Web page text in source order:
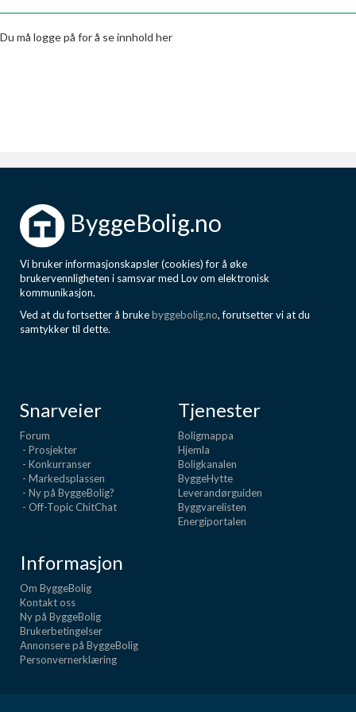
Boligmappa+
Få mer ut av Boligmappa
Du må logge på for å se innhold her
ByggeBolig.no
Vi bruker informasjonskapsler (cookies) for å øke
brukervennligheten i samsvar med Lov om elektronisk
kommunikasjon.
Ved at du fortsetter å brukebyggebolig.no, forutsetter vi at du
samtykker til dette.
Snarveier
Forum
- Prosjekter
- Konkurranser
- Markedsplassen
- Ny på ByggeBolig?
- Off-Topic ChitChat
Tjenester
Boligmappa
Hjemla
Boligkanalen
ByggeHytte
Leverandørguiden
Byggvarelisten
Energiportalen
Informasjon
Om ByggeBolig
Kontakt oss
Ny på ByggeBolig
Brukerbetingelser
Annonsere på ByggeBolig
Personvernerklæring